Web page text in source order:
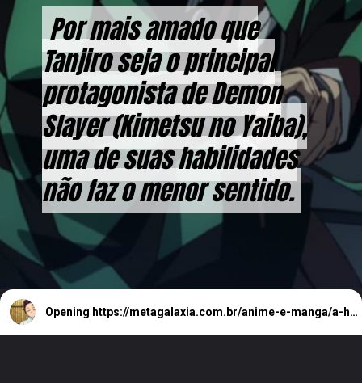
Por mais amado que
Tanjiro seja o principal
protagonista de Demon
Slayer (Kimetsu no Yaiba),
uma de suas habilidades
não faz o menor sentido.
Por mais amado que
Tanjiro seja o principal
protagonista de Demon
Slayer (Kimetsu no Yaiba),
uma de suas habilidades
não faz o menor sentido.
Opening https://metagalaxia.com.br/anime-e-manga/a-habilidade-especial-de-tanjiro-nao-faz-sentido-em-demon-slayer-kimetsu-no-yaiba/